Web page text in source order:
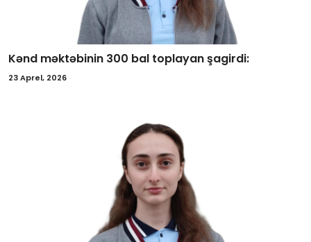
Kənd məktəbinin 300 bal toplayan şagirdi:
23 Aprel, 2026